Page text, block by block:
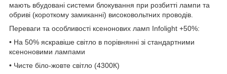
мають вбудовані системи блокування при розбитті лампи та
обриві (короткому замиканні) високовольтних проводів.
Переваги та особливості ксенонових ламп Infolight +50%:
• На 50% яскравіше світло в порівнянні зі стандартними
ксеноновими лампами
• Чисте біло-жовте світло (4300К)